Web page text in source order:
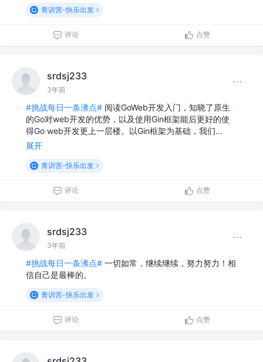
青训营-快乐出发
评论 点赞
srdsj233
3年前
#挑战每日一条沸点# 阅读GoWeb开发入门，知晓了原生
的Go对web开发的优势，以及使用Gin框架能后更好的使
得Go web开发更上一层楼。以Gin框架为基础，我们…
展开
青训营-快乐出发
评论 点赞
srdsj233
3年前
#挑战每日一条沸点# 一切如常，继续继续，努力努力！相
信自己是最棒的。
青训营-快乐出发
评论 点赞